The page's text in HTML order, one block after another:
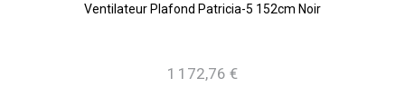
Ventilateur Plafond Patricia-5 152cm Noir
Prix
1 172,76 €